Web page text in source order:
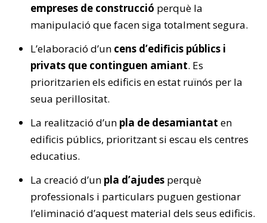
empreses de construcció perquè la
manipulació que facen siga totalment segura.
L’elaboració d’un cens d’edificis públics i
privats que continguen amiant. Es
prioritzarien els edificis en estat ruïnós per la
seua perillositat.
La realització d’un pla de desamiantat en
edificis públics, prioritzant si escau els centres
educatius.
La creació d’un pla d’ajudes perquè
professionals i particulars puguen gestionar
l’eliminació d’aquest material dels seus edificis.